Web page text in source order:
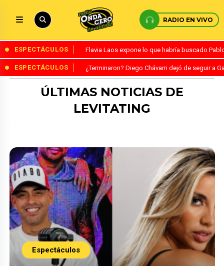
RADIO EN VIVO
ESPECTÁCULOS Flavia Laos expone lo que habría buscado
ESPECTÁCULOS ¿Terminaron? Diego Chávarri dejó de seguir a
ÚLTIMAS NOTICIAS DE
LEVITATING
Espectáculos